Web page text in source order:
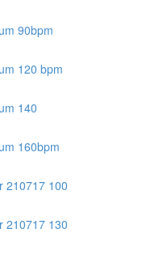
90bpm
120 bpm
140
160bpm
210717 100
210717 130